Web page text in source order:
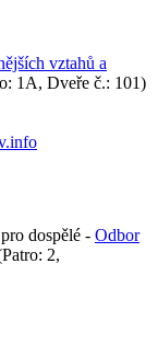
vztahů a
1A, Dveře č.: 101)
dospělé - Odbor
2,